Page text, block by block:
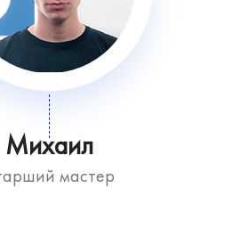
Михаил
мастер